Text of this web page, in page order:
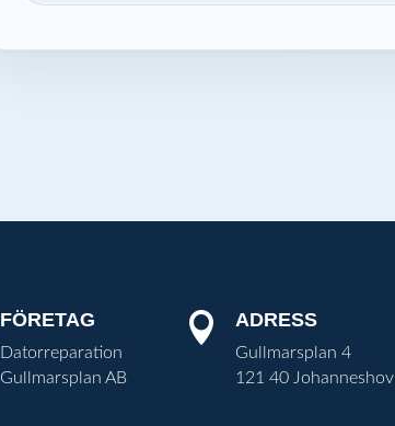
FÖRETAG
Datorreparation
Gullmarsplan AB
 ADRESS
Gullmarsplan 4
121 40 Johanneshov